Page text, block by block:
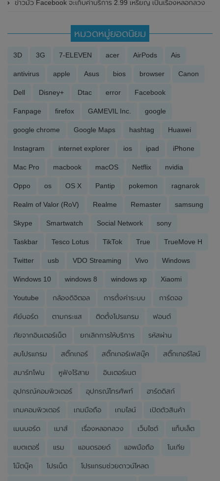
ข่าวมั่ว Facebook จะเก็บค่าบริการ 2.99 เหรียญ เป็นเรื่องหลอกลวง
หมวดหมู่ยอดนิยม
3D 3G 7-ELEVEN acer AirPods Ais
antivirus apple Asus bios browser Canon
Dell Disney+ Dtac error Facebook
Fanpage firefox GAMEVIL Inc. google
google chrome Google Maps hashtag Huawei
Instagram internet explorer ios ipad iPhone
Mac Pro macbook macOS Netflix nvidia
Oppo os OS X Pantip pokemon ragnarok
Realm of Valor (RoV) Realme Remaster samsung
Skype Smartwatch Social Network sony
Taskbar Tesco Lotus TikTok True TrueMove H
Twitter usb VDO Streaming Vivo Windows
Windows 10 windows 8 windows xp Xiaomi
Youtube กล้องดิจิตอล การตั้งค่าระบบ การ์ดจอ
คีย์บอร์ด ตามกระแส ติดตั้งโปรแกรม ฟอนต์
ภัยจากอินเตอร์เน็ต ยกเลิกการให้บริการ รหัสผ่าน
ลบโปรแกรม สติ๊กเกอร์ สติ๊กเกอร์เฟสบุ๊ค สติ๊กเกอร์ไลน์
สมาร์ทโฟน หูฟังไร้สาย อินเตอร์เนต
อุปกรณ์คอมพิวเตอร์ อุปกรณ์โทรศัพท์ ฮาร์ดดิสก์
เกมคอมพิวเตอร์ เกมมือถือ เกมไลน์ เปิดตัวสินค้า
เมนบอร์ด เมาส์ เรื่องหลอกลวง เว็บไซต์ แท็บเล็ต
แบตเตอรี่ แรม แอนดรอยด์ แอพมือถือ โนเกีย
โน๊ตบุ๊ค โปรเน็ต โปรแกรมช่วยดาวน์โหลด